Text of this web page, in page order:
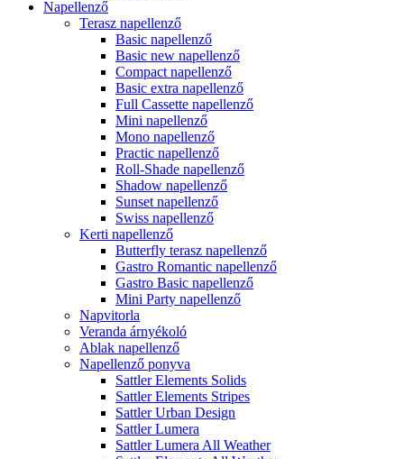
Napellenző
Terasz napellenző
Basic napellenző
Basic new napellenző
Compact napellenző
Basic extra napellenző
Full Cassette napellenző
Mini napellenző
Mono napellenző
Practic napellenző
Roll-Shade napellenző
Shadow napellenző
Sunset napellenző
Swiss napellenző
Kerti napellenző
Butterfly terasz napellenző
Gastro Romantic napellenző
Gastro Basic napellenző
Mini Party napellenző
Napvitorla
Veranda árnyékoló
Ablak napellenző
Napellenző ponyva
Sattler Elements Solids
Sattler Elements Stripes
Sattler Urban Design
Sattler Lumera
Sattler Lumera All Weather